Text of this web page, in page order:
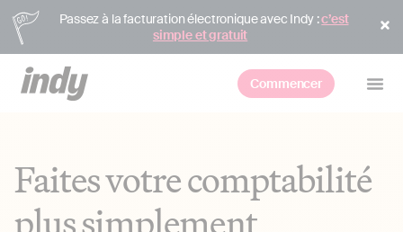
Passez à la facturation électronique avec Indy :c’est
simple et gratuit
Commencer
Faites votre comptabilité
plus simplement